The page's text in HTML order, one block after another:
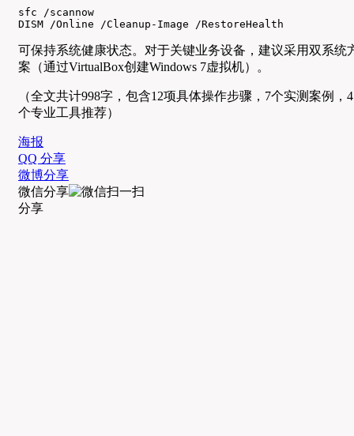
sfc /scannow
DISM /Online /Cleanup-Image /RestoreHealth
可保持系统健康状态。对于关键业务设备，建议采用双系统
案（通过VirtualBox创建Windows 7虚拟机）。
（全文共计998字，包含12项具体操作步骤，7个实测案例，4
个专业工具推荐）
海报
QQ 分享
微博分享
微信分享
分享